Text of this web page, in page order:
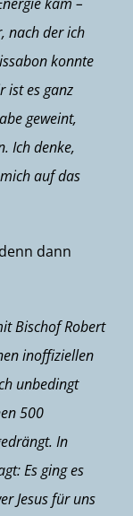
nach der ich
konnte
ist es ganz
geweint,
Ich denke,
auf das
dann
Bischof Robert
inoffiziellen
unbedingt
500
In
Es ging es
Jesus für uns